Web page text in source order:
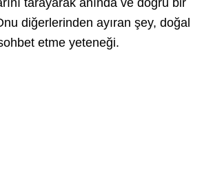
tarayarak anında ve doğru bir
diğerlerinden ayıran şey, doğal
etme yeteneği.